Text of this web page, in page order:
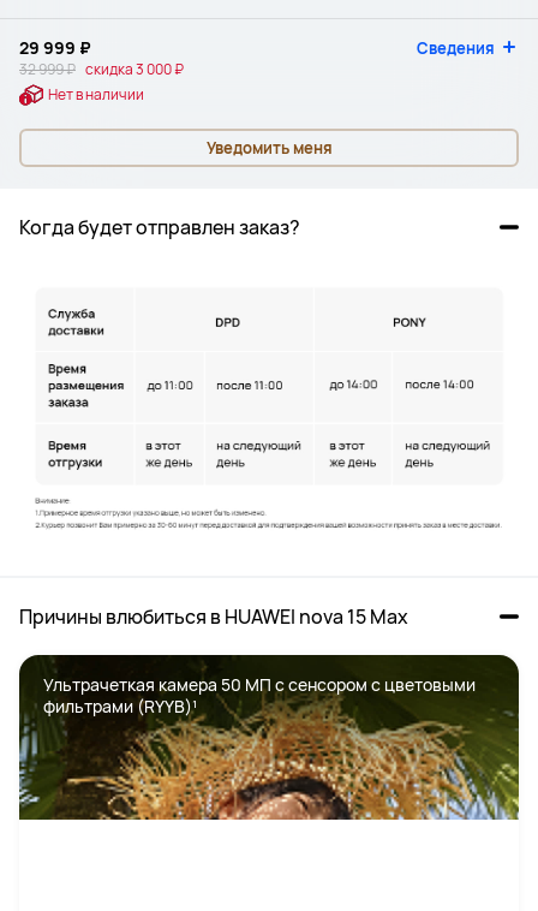
29 999 ₽ Сведения
32 999 ₽ скидка3 000 ₽
Нет в наличии
Уведомить меня
Когда будет отправлен заказ?
Причины влюбиться в HUAWEI nova 15 Max
Ультрачеткая камера 50 МП с сенсором с цветовыми
фильтрами (RYYB)¹